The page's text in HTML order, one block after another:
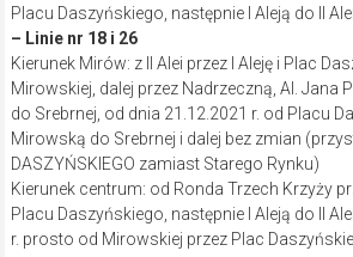
Placu Daszyńskiego, następnie I Aleją do II Alei
– Linie nr 18 i 26
Kierunek Mirów: z II Alei przez I Aleję i Plac
Mirowskiej, dalej przez Nadrzeczną, Al. Jana
do Srebrnej, od dnia 21.12.2021 r. od Placu
Mirowską do Srebrnej i dalej bez zmian
DASZYŃSKIEGO zamiast Starego Rynku)
Kierunek centrum: od Ronda Trzech Krzyży
Placu Daszyńskiego, następnie I Aleją do II
r. prosto od Mirowskiej przez Plac